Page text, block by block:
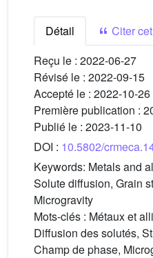
Détail
Citer
Reçu le : 2022-06-27
Révisé le : 2022-09-15
Accepté le : 2022-10-26
Première publication :
Publié le : 2023-11-10
DOI : 10.5802/
Keywords: Metals and
Solute diffusion, Grain
Microgravity
Mots-clés : Métaux et
Diffusion des solutés,
Champ de phase,